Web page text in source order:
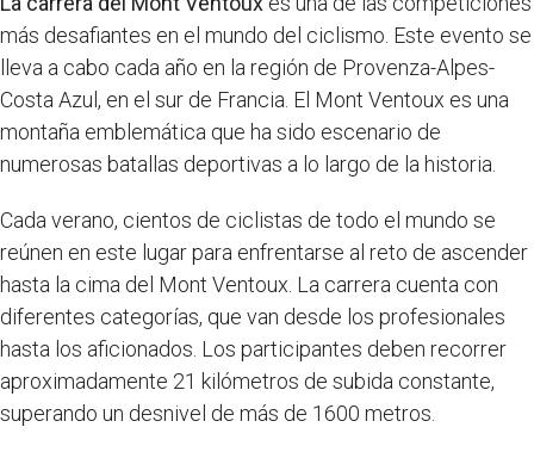
más desafiantes en el mundo del ciclismo. Este evento se
lleva a cabo cada año en la región de Provenza-Alpes-
Costa Azul, en el sur de Francia. El Mont Ventoux es una
montaña emblemática que ha sido escenario de
numerosas batallas deportivas a lo largo de la historia.
Cada verano, cientos de ciclistas de todo el mundo se
reúnen en este lugar para enfrentarse al reto de ascender
hasta la cima del Mont Ventoux. La carrera cuenta con
diferentes categorías, que van desde los profesionales
hasta los aficionados. Los participantes deben recorrer
aproximadamente 21 kilómetros de subida constante,
superando un desnivel de más de 1600 metros.